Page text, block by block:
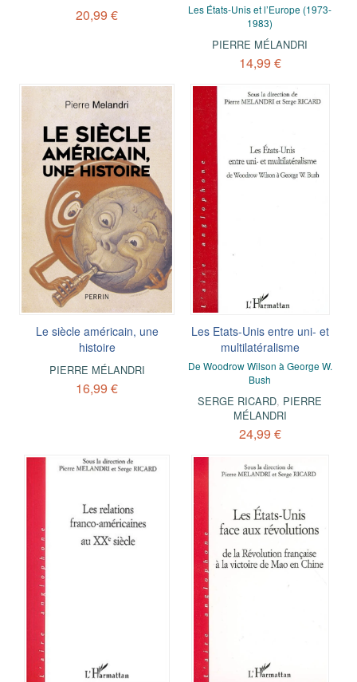
20,99 €
Les États-Unis et l’Europe (1973-
1983)
PIERRE MÉLANDRI
14,99 €
Le siècle américain, une
histoire
PIERRE MÉLANDRI
16,99 €
Les Etats-Unis entre uni- et
multilatéralisme
De Woodrow Wilson à George W.
Bush
SERGE RICARD, PIERRE
MÉLANDRI
24,99 €